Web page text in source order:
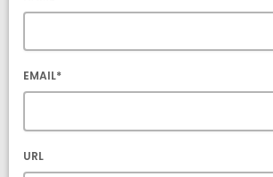
EMAIL*
URL